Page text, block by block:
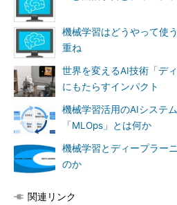
機械学習はどうやって
重ね
世界を変えるAI技術「デ
にもたらすインパクト
機械学習活用のAIシステ
「MLOps」とは何か
機械学習とディープラー
のか
関連リンク